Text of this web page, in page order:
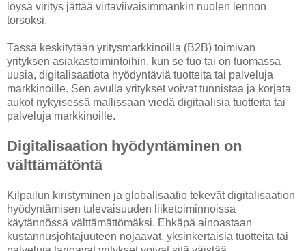
löysä viritys jättää virtaviivaisimmankin nuolen lennon
torsoksi.
Tässä keskitytään yritysmarkkinoilla (B2B) toimivan
yrityksen asiakastoimintoihin, kun se tuo tai on tuomassa
uusia, digitalisaatiota hyödyntäviä tuotteita tai palveluja
markkinoille. Sen avulla yritykset voivat tunnistaa ja korjata
aukot nykyisessä mallissaan viedä digitaalisia tuotteita tai
palveluja markkinoille.
Digitalisaation hyödyntäminen on
välttämätöntä
Kilpailun kiristyminen ja globalisaatio tekevät digitalisaation
hyödyntämisen tulevaisuuden liiketoiminnoissa
käytännössä välttämättömäksi. Ehkäpä ainoastaan
kustannusjohtajuuteen nojaavat, yksinkertaisia tuotteita tai